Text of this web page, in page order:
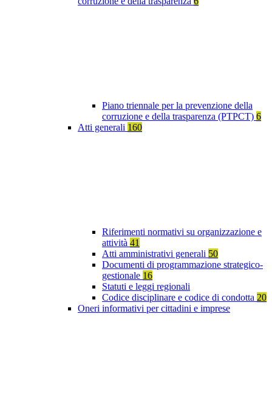
Piano triennale per la prevenzione della
corruzione e della trasparenza (PTPCT) 6
Atti generali 160
Riferimenti normativi su organizzazione e
attività 41
Atti amministrativi generali 50
Documenti di programmazione strategico-
gestionale 16
Statuti e leggi regionali
Codice disciplinare e codice di condotta 20
Oneri informativi per cittadini e imprese